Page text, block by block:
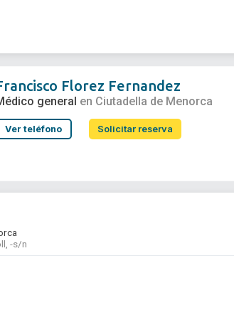
Florez Fernandez
general en Ciutadella de Menorca
Ver teléfono Solicitar reserva
-s/n